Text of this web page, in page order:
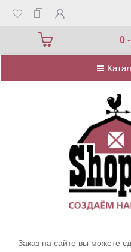
0
Каталог товаров
Заказ на сайте вы можете